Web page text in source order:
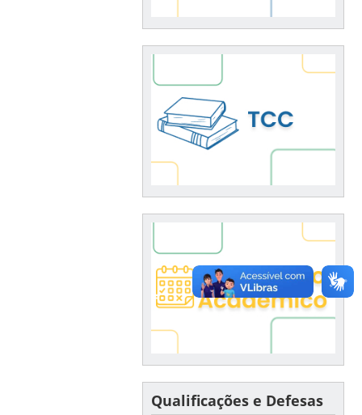
Qualificações e Defesas